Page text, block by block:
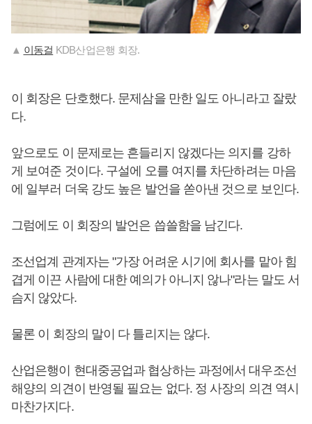
▲ 이동걸 KDB산업은행 회장.
이 회장은 단호했다. 문제삼을 만한 일도 아니라고 잘랐
다.
앞으로도 이 문제로는 흔들리지 않겠다는 의지를 강하
게 보여준 것이다. 구설에 오를 여지를 차단하려는 마음
에 일부러 더욱 강도 높은 발언을 쏟아낸 것으로 보인다.
그럼에도 이 회장의 발언은 씁쓸함을 남긴다.
조선업계 관계자는 "가장 어려운 시기에 회사를 맡아 힘
겹게 이끈 사람에 대한 예의가 아니지 않나"라는 말도 서
슴지 않았다.
물론 이 회장의 말이 다 틀리지는 않다.
산업은행이 현대중공업과 협상하는 과정에서 대우조선
해양의 의견이 반영될 필요는 없다. 정 사장의 의견 역시
마찬가지다.